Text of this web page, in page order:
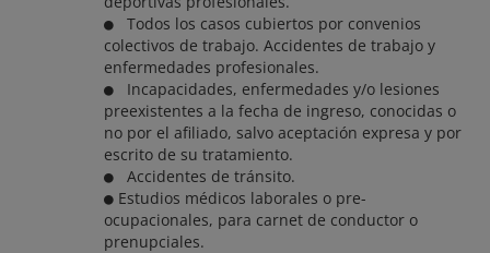
Todos los casos cubiertos por convenios
colectivos de trabajo. Accidentes de trabajo y
enfermedades profesionales.
Incapacidades, enfermedades y/o lesiones
preexistentes a la fecha de ingreso, conocidas o
no por el afiliado, salvo aceptación expresa y por
escrito de su tratamiento.
Accidentes de tránsito.
Estudios médicos laborales o pre-
ocupacionales, para carnet de conductor o
prenupciales.